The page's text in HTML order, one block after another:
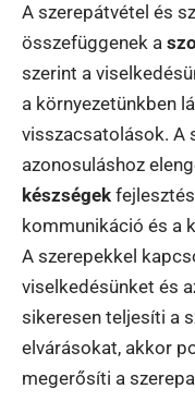
A szerepátvétel és
összefüggenek a
szerint a
a környezetünkben
visszacsatolások. A
azonosuláshoz
készségek
kommunikáció és a
A szerepekkel
viselkedésünket és
sikeresen teljesíti a
elvárásokat, akkor
megerősíti a